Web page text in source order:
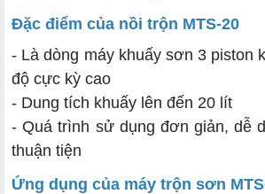
Đặc điểm của nồi trộn MTS-20
- Là dòng máy khuấy sơn 3 piston
độ cực kỳ cao
- Dung tích khuấy lên đến 20 lít
- Quá trình sử dụng đơn giản, dễ
thuận tiện
Ứng dụng của máy trộn sơn